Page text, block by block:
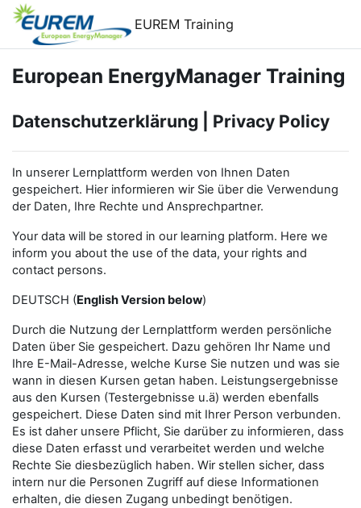
Skip to main content
EUREM Training
European EnergyManager Training
Datenschutzerklärung | Privacy Policy
In unserer Lernplattform werden von Ihnen Daten
gespeichert. Hier informieren wir Sie über die Verwendung
der Daten, Ihre Rechte und Ansprechpartner.
Your data will be stored in our learning platform. Here we
inform you about the use of the data, your rights and
contact persons.
DEUTSCH (English Version below)
Durch die Nutzung der Lernplattform werden persönliche
Daten über Sie gespeichert. Dazu gehören Ihr Name und
Ihre E-Mail-Adresse, welche Kurse Sie nutzen und was sie
wann in diesen Kursen getan haben. Leistungsergebnisse
aus den Kursen (Testergebnisse u.ä) werden ebenfalls
gespeichert. Diese Daten sind mit Ihrer Person verbunden.
Es ist daher unsere Pflicht, Sie darüber zu informieren, dass
diese Daten erfasst und verarbeitet werden und welche
Rechte Sie diesbezüglich haben. Wir stellen sicher, dass
intern nur die Personen Zugriff auf diese Informationen
erhalten, die diesen Zugang unbedingt benötigen.